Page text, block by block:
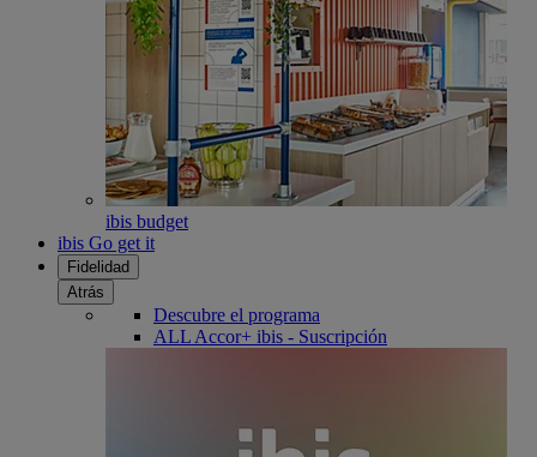
ibis budget
ibis Go get it
Fidelidad
Atrás
Descubre el programa
ALL Accor+ ibis - Suscripción